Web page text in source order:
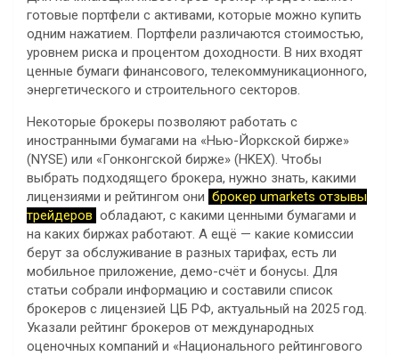
готовые портфели с активами, которые можно купить
одним нажатием. Портфели различаются стоимостью,
уровнем риска и процентом доходности. В них входят
ценные бумаги финансового, телекоммуникационного,
энергетического и строительного секторов.
Некоторые брокеры позволяют работать с
иностранными бумагами на «Нью-Йоркской бирже»
(NYSE) или «Гонконгской бирже» (HKEX). Чтобы
выбрать подходящего брокера, нужно знать, какими
лицензиями и рейтингом они брокер umarkets отзывы
трейдеров обладают, с какими ценными бумагами и
на каких биржах работают. А ещё — какие комиссии
берут за обслуживание в разных тарифах, есть ли
мобильное приложение, демо-счёт и бонусы. Для
статьи собрали информацию и составили список
брокеров с лицензией ЦБ РФ, актуальный на 2025 год.
Указали рейтинг брокеров от международных
оценочных компаний и «Национального рейтингового